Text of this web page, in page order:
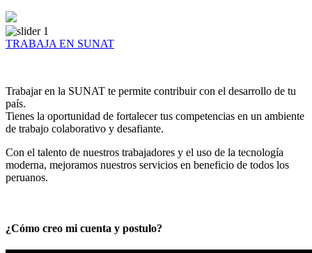
TRABAJA EN SUNAT
Trabajar en la SUNAT te permite contribuir con el desarrollo de tu
país.
Tienes la oportunidad de fortalecer tus competencias en un ambiente
de trabajo colaborativo y desafiante.
Con el talento de nuestros trabajadores y el uso de la tecnología
moderna, mejoramos nuestros servicios en beneficio de todos los
peruanos.
¿Cómo creo mi cuenta y postulo?